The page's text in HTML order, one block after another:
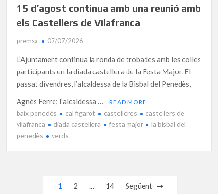
15 d’agost continua amb una reunió amb
els Castellers de Vilafranca
premsa 07/07/2026
L’Ajuntament continua la ronda de trobades amb les colles
participants en la diada castellera de la Festa Major. El
passat divendres, l’alcaldessa de la Bisbal del Penedès,
Agnès Ferré; l’alcaldessa …
READ MORE
baix penedès cal figarot castelleres
castellers de
vilafranca
diada castellera festa major
la bisbal del
penedès
verds
Navegació
1 2 … 14 Següent